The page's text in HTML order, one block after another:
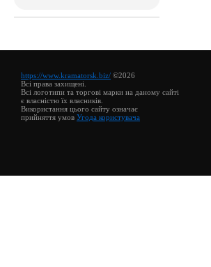
https://www.kramatorsk.biz/ ©2026
Всі права захищені.
Всі логотипи та торгові марки на даному сайті
є власністю їх власників.
Використання цього сайту означає
прийняття умов Угода користувача